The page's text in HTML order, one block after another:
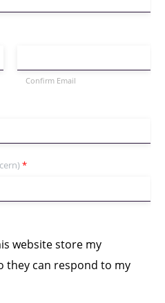
Confirm Email
*
website store my
can respond to my